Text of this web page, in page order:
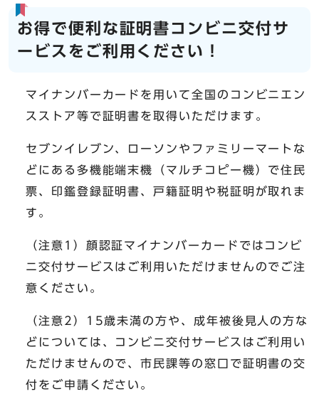
お得で便利な証明書コンビニ交付サ
ービスをご利用ください！
マイナンバーカードを用いて全国のコンビニエン
スストア等で証明書を取得いただけます。
セブンイレブン、ローソンやファミリーマートな
どにある多機能端末機（マルチコピー機）で住民
票、印鑑登録証明書、戸籍証明や税証明が取れま
す。
（注意1）顔認証マイナンバーカードではコンビ
ニ交付サービスはご利用いただけませんのでご注
意ください。
（注意2）15歳未満の方や、成年被後見人の方な
どについては、コンビニ交付サービスはご利用い
ただけませんので、市民課等の窓口で証明書の交
付をご申請ください。